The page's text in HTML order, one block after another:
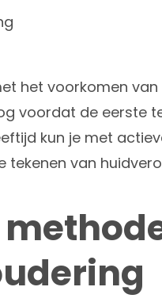
het voorkomen
voordat de eerste
kun je met
tekenen van